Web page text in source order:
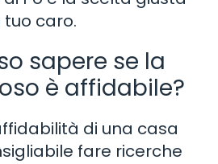
caro.
sapere se la
è affidabile?
di una casa
fare ricerche